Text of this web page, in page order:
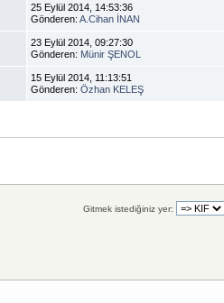
25 Eylül 2014, 14:53:36
Gönderen:A.Cihan İNAN
23 Eylül 2014, 09:27:30
Gönderen: Münir ŞENOL
15 Eylül 2014, 11:13:51
Gönderen:Özhan KELEŞ
Gitmek istediğiniz yer: